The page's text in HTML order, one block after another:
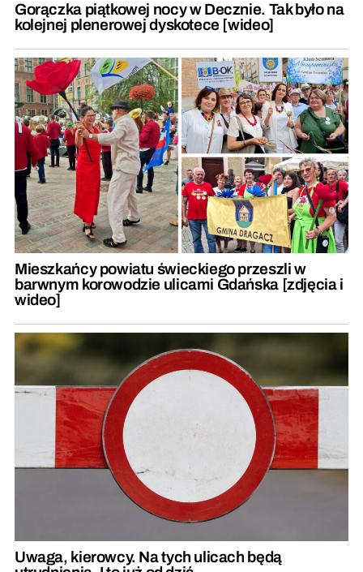
Gorączka piątkowej nocy w Decznie. Tak było na
kolejnej plenerowej dyskotece [wideo]
Mieszkańcy powiatu świeckiego przeszli w
barwnym korowodzie ulicami Gdańska [zdjęcia i
wideo]
Uwaga, kierowcy. Na tych ulicach będą